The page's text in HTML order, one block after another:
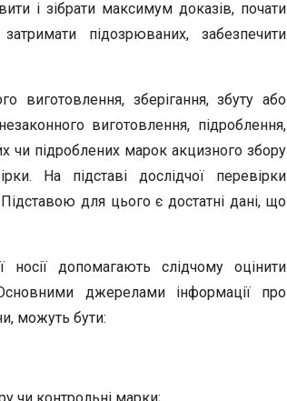
і зібрати максимум доказів, почати
підозрюваних, забезпечити
виготовлення, зберігання, збуту або
виготовлення, підроблення,
чи підроблених марок акцизного збору
На підставі дослідчої перевірки
для цього є достатні дані, що
носії допомагають слідчому оцінити
Основними джерелами інформації про
можуть бути: